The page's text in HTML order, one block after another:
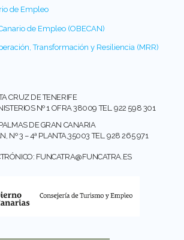
de Empleo
de Empleo (OBECAN)
Transformación y Resiliencia (MRR)
CRUZ DE TENERIFE
Nº 1 OFRA 38009 TEL. 922 598 301
DE GRAN CANARIA
Nº 3 – 4ª PLANTA,35003 TEL. 928 265 971
FUNCATRA@FUNCATRA.ES